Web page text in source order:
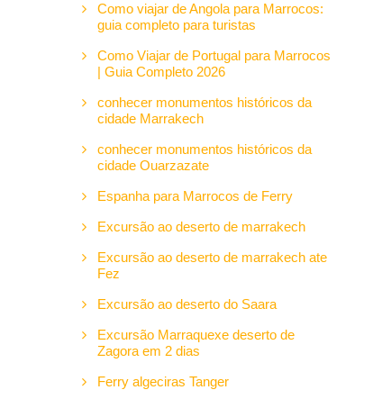
Como viajar de Angola para Marrocos:
guia completo para turistas
Como Viajar de Portugal para Marrocos
| Guia Completo 2026
conhecer monumentos históricos da
cidade Marrakech
conhecer monumentos históricos da
cidade Ouarzazate
Espanha para Marrocos de Ferry
Excursão ao deserto de marrakech
Excursão ao deserto de marrakech ate
Fez
Excursão ao deserto do Saara
Excursão Marraquexe deserto de
Zagora em 2 dias
Ferry algeciras Tanger